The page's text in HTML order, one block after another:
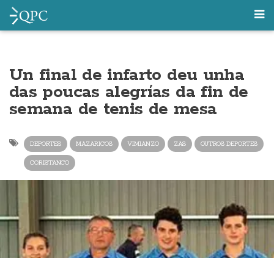
Un final de infarto deu unha
das poucas alegrías da fin de
semana de tenis de mesa
DEPORTES MAZARICOS VIMIANZO ZAS OUTROS DEPORTES
CORISTANCO